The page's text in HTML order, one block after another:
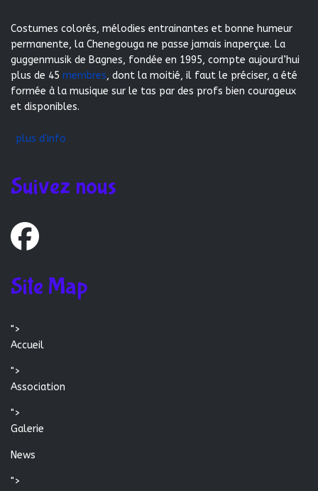
Costumes colorés, mélodies entrainantes et bonne humeur
permanente, la Chenegouga ne passe jamais inaperçue. La
guggenmusik de Bagnes, fondée en 1995, compte aujourd’hui
plus de 45 membres, dont la moitié, il faut le préciser, a été
formée à la musique sur le tas par des profs bien courageux
et disponibles.
plus d'info
Suivez nous
Site Map
">
Accueil
">
Association
">
Galerie
News
">